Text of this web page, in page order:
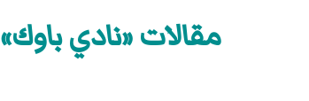
مقالات «نادي باوك»